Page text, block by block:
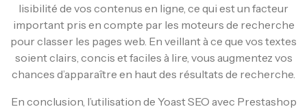
lisibilité de vos contenus en ligne, ce qui est un facteur
important pris en compte par les moteurs de recherche
pour classer les pages web. En veillant à ce que vos textes
soient clairs, concis et faciles à lire, vous augmentez vos
chances d’apparaître en haut des résultats de recherche.
En conclusion, l’utilisation de Yoast SEO avec Prestashop